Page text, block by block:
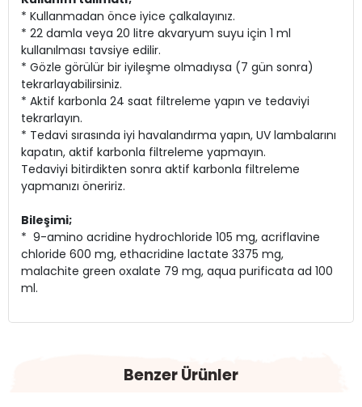
* Kullanmadan önce iyice çalkalayınız.
* 22 damla veya 20 litre akvaryum suyu için 1 ml
kullanılması tavsiye edilir.
* Gözle görülür bir iyileşme olmadıysa (7 gün sonra)
tekrarlayabilirsiniz.
* Aktif karbonla 24 saat filtreleme yapın ve tedaviyi
tekrarlayın.
* Tedavi sırasında iyi havalandırma yapın, UV lambalarını
kapatın, aktif karbonla filtreleme yapmayın.
Tedaviyi bitirdikten sonra aktif karbonla filtreleme
yapmanızı öneririz.
Bileşimi;
* 9-amino acridine hydrochloride 105 mg, acriflavine
chloride 600 mg, ethacridine lactate 3375 mg,
malachite green oxalate 79 mg, aqua purificata ad 100
ml.
Benzer Ürünler